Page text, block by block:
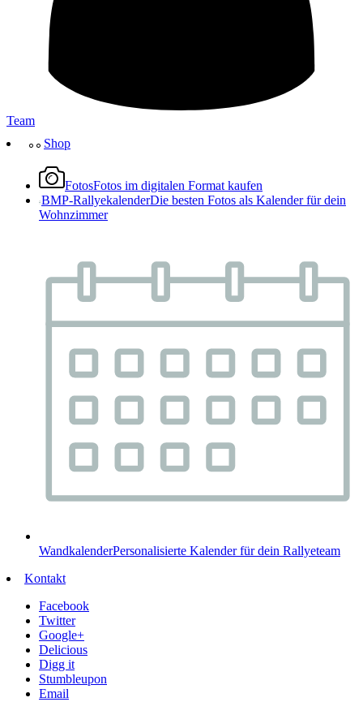
Team
Shop
FotosFotos im digitalen Format kaufen
BMP-RallyekalenderDie besten Fotos als Kalender für dein
Wohnzimmer
WandkalenderPersonalisierte Kalender für dein Rallyeteam
Kontakt
Facebook
Twitter
Google+
Delicious
Digg it
Stumbleupon
Email